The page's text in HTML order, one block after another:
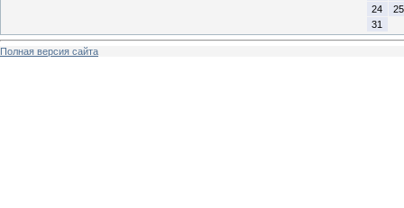
24
25
31
Полная версия сайта